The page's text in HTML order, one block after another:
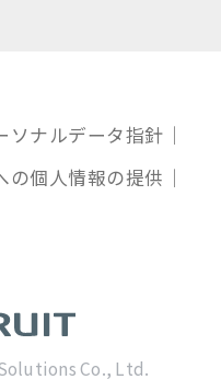
ソナルデータ指針
の個人情報の提供
Co., Ltd.